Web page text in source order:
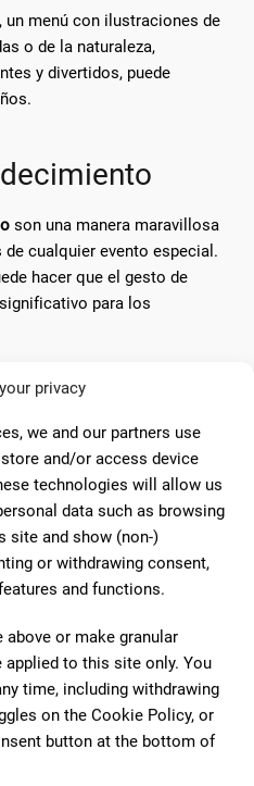
privacy
we and our partners use
and/or access device
technologies will allow us
data such as browsing
site and show (non-)
or withdrawing consent,
and functions.
or make granular
to this site only. You
time, including withdrawing
on the Cookie Policy, or
button at the bottom of
menú con ilustraciones de
o de la naturaleza,
y divertidos, puede
son una manera maravillosa
cualquier evento especial.
hacer que el gesto de
para los
es importante que sean
el tono del evento. La
personalizada** puede
únicas y especiales.
escrita a mano puede hacer
Además, se pueden
personal y memorable.
es crucial. **Papeles
y el lino aportan una textura